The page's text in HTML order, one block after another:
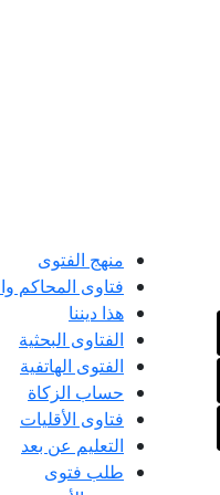
منهج الفتوى
فتاوى المحاكم
هذا ديننا
الفتاوى البحثية
الفتوى الهاتفية
حساب الزكاة
فتاوى الأقليات
التعليم عن بعد
طلب فتوى